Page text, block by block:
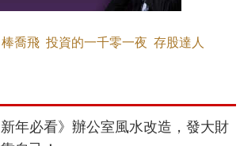
棒喬飛 投資的一千零一夜 存股達人
新年必看》辦公室風水改造，發大財